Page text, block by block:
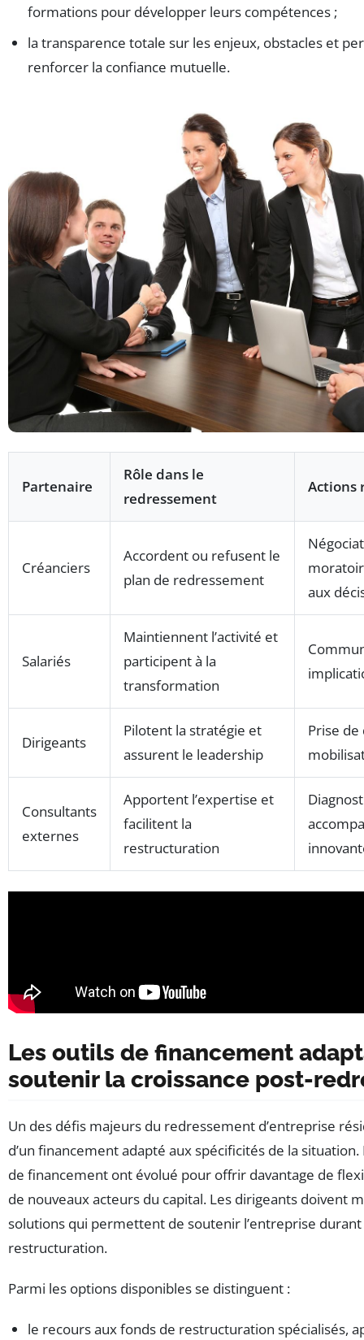
formations pour développer leurs compétences ;
la transparence totale sur les enjeux, obstacles et
renforcer la confiance mutuelle.
Partenaire
Rôle dans le
redressement
Actions
Créanciers
Accordent ou refusent le
plan de redressement
aux
Salariés
Maintiennent l’activité et
participent à la
transformation
Dirigeants
Pilotent la stratégie et
assurent le leadership
Prise de
Consultants
externes
Apportent l’expertise et
facilitent la
restructuration
Les outils de financement
soutenir la croissance post-
Un des défis majeurs du redressement d’entreprise
d’un financement adapté aux spécificités de la
de financement ont évolué pour offrir davantage de
de nouveaux acteurs du capital. Les dirigeants doivent
solutions qui permettent de soutenir l’entreprise
restructuration.
Parmi les options disponibles se distinguent :
le recours aux fonds de restructuration spécialisés,